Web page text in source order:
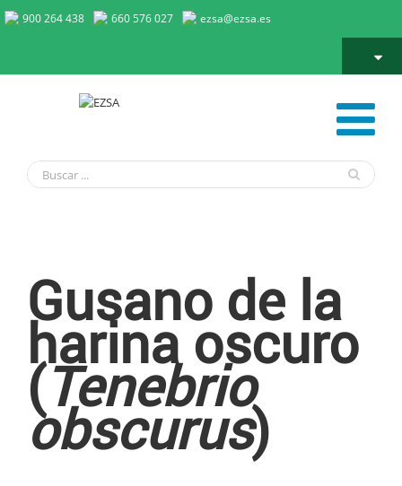
900 264 438 660 576 027 ezsa@ezsa.es
Gusano de la
harina oscuro
(Tenebrio
obscurus)